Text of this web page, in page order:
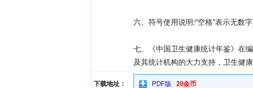
六、符号使用说明:“空格”表示无数
七、《中国卫生健康统计年鉴》在
及其统计机构的大力支持，卫生健
下载地址： PDF版 20金币